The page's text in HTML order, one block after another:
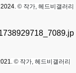
. © 작가, 헤드비갤러리
. © 작가, 헤드비갤러리